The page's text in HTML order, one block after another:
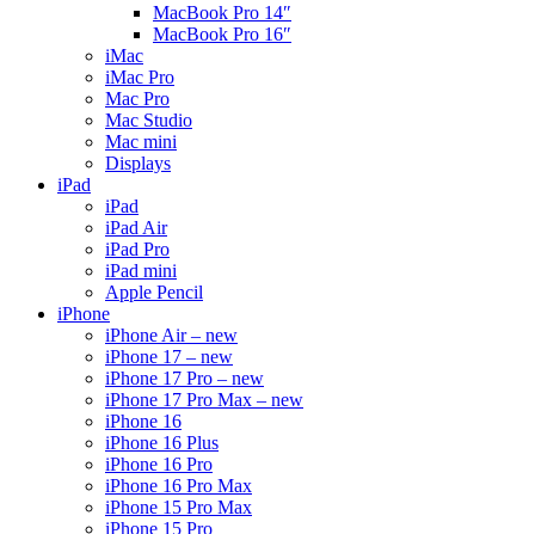
MacBook Pro 14″
MacBook Pro 16″
iMac
iMac Pro
Mac Pro
Mac Studio
Mac mini
Displays
iPad
iPad
iPad Air
iPad Pro
iPad mini
Apple Pencil
iPhone
iPhone Air – new
iPhone 17 – new
iPhone 17 Pro – new
iPhone 17 Pro Max – new
iPhone 16
iPhone 16 Plus
iPhone 16 Pro
iPhone 16 Pro Max
iPhone 15 Pro Max
iPhone 15 Pro